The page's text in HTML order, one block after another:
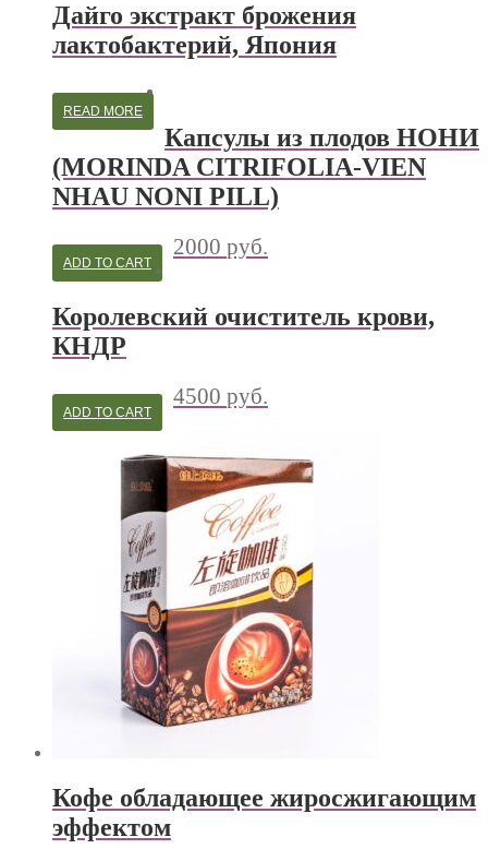
Дайго экстракт брожения
лактобактерий, Япония
READ MORE
Капсулы из плодов НОНИ
(MORINDA CITRIFOLIA-VIEN
NHAU NONI PILL)
2000 руб.
ADD TO CART
Королевский очиститель крови,
КНДР
4500 руб.
ADD TO CART
Кофе обладающее жиросжигающим
эффектом